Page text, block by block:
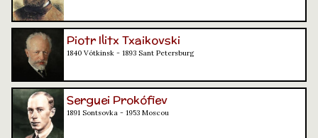
Piotr Ilitx Txaikovski
1840 Vótkinsk - 1893 Sant Petersburg
Serguei Prokófiev
1891 Sontsovka - 1953 Moscou